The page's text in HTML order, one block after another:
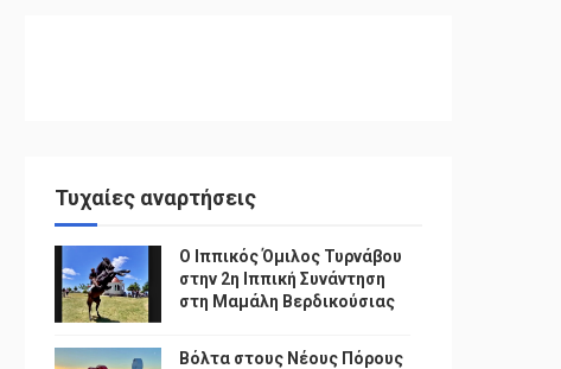
Τυχαίες αναρτήσεις
Ο Ιππικός Όμιλος Τυρνάβου
στην 2η Ιππική Συνάντηση
στη Μαμάλη Βερδικούσιας
Βόλτα στους Νέους Πόρους